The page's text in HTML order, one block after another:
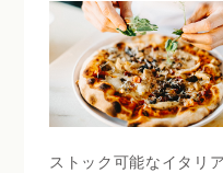
ストック可能なイタリア